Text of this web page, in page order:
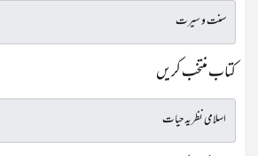
کتاب منتخب کریں